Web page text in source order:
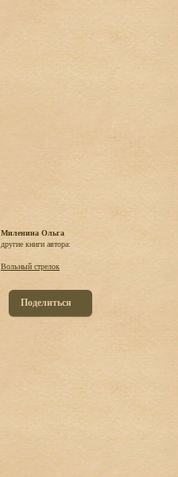
Миленина Ольга
другие книги автора:
Вольный стрелок
Поделиться